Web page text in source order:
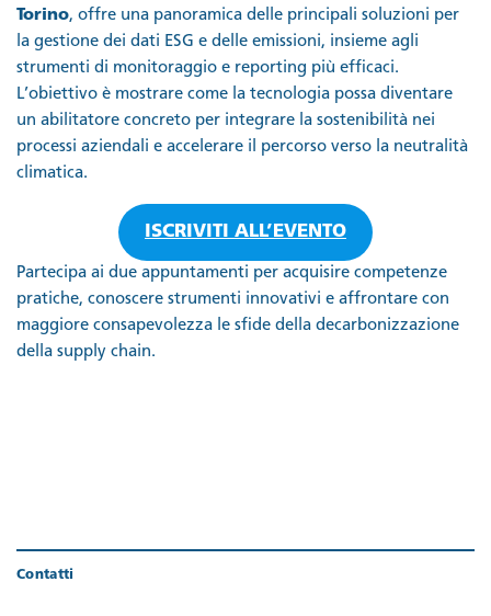
Torino, offre una panoramica delle principali soluzioni per
la gestione dei dati ESG e delle emissioni, insieme agli
strumenti di monitoraggio e reporting più efficaci.
L’obiettivo è mostrare come la tecnologia possa diventare
un abilitatore concreto per integrare la sostenibilità nei
processi aziendali e accelerare il percorso verso la neutralità
climatica.
ISCRIVITI ALL’EVENTO
Partecipa ai due appuntamenti per acquisire competenze
pratiche, conoscere strumenti innovativi e affrontare con
maggiore consapevolezza le sfide della decarbonizzazione
della supply chain.
Contatti